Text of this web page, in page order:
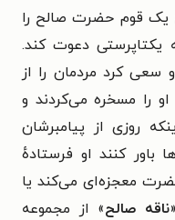
یک قوم حضرت صالح را
یکتا‌پرستی دعوت کند.
کرد مردمان را از
را مسخره می‌کردند و
روزی از پیامبرشان
باور کنند او فرستادهٔ
معجزه‌ای می‌کند یا
ناقه صالح» از مجموعه